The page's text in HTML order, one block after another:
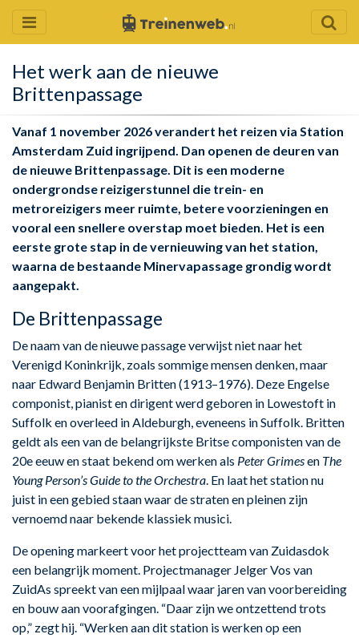
Het werk aan de nieuwe
Brittenpassage
Vanaf 1 november 2026 verandert het reizen via Station
Amsterdam Zuid ingrijpend. Dan openen de deuren van
de nieuwe Brittenpassage. Dit is een moderne
ondergrondse reizigerstunnel die trein- en
metroreizigers meer ruimte, betere voorzieningen en
vooral een snellere overstap moet bieden. Het is een
eerste grote stap in de vernieuwing van het station,
waarna de bestaande Minervapassage grondig wordt
aangepakt.
De Brittenpassage
De naam van de nieuwe passage verwijst niet naar het
Verenigd Koninkrijk, zoals sommige mensen denken, maar
naar Edward Benjamin Britten (1913–1976). Deze Engelse
componist, pianist en dirigent werd geboren in Lowestoft in
Suffolk en overleed in Aldeburgh, eveneens in Suffolk. Britten
geldt als een van de belangrijkste Britse componisten van de
20e eeuw en staat bekend om werken als Peter Grimesen The
Young Person’s Guide to the Orchestra. En laat het station nu
juist in een gebied staan waar de straten en pleinen zijn
vernoemd naar bekende klassiek musici.
De opening markeert voor het projectteam van Zuidasdok
een belangrijk moment. Projectmanager Jelger Vos van
ZuidAs spreekt van een mijlpaal waar jaren van voorbereiding
en bouw aan voorafgingen. “Daar zijn we ontzettend trots
op,” zegt hij. “Werken aan dit station is werken op een